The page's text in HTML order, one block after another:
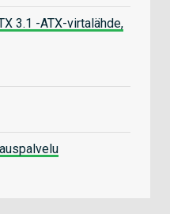
3.1 -ATX-virtalähde,